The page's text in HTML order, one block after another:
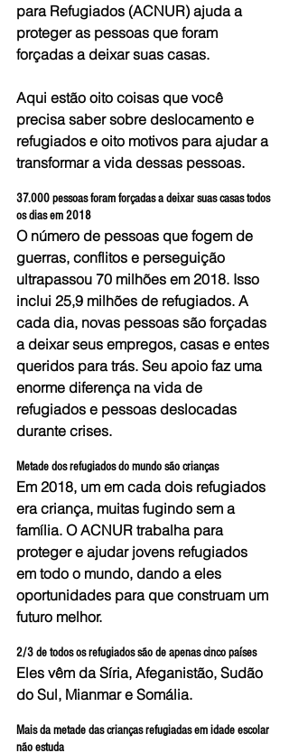
para Refugiados (ACNUR) ajuda a
proteger as pessoas que foram
forçadas a deixar suas casas.
Aqui estão oito coisas que você
precisa saber sobre deslocamento e
refugiados e oito motivos para ajudar a
transformar a vida dessas pessoas.
37.000 pessoas foram forçadas a deixar suas casas todos
os dias em 2018
O número de pessoas que fogem de
guerras, conflitos e perseguição
ultrapassou 70 milhões em 2018. Isso
inclui 25,9 milhões de refugiados. A
cada dia, novas pessoas são forçadas
a deixar seus empregos, casas e entes
queridos para trás. Seu apoio faz uma
enorme diferença na vida de
refugiados e pessoas deslocadas
durante crises.
Metade dos refugiados do mundo são crianças
Em 2018, um em cada dois refugiados
era criança, muitas fugindo sem a
família. O ACNUR trabalha para
proteger e ajudar jovens refugiados
em todo o mundo, dando a eles
oportunidades para que construam um
futuro melhor.
2/3 de todos os refugiados são de apenas cinco países
Eles vêm da Síria, Afeganistão, Sudão
do Sul, Mianmar e Somália.
Mais da metade das crianças refugiadas em idade escolar
não estuda